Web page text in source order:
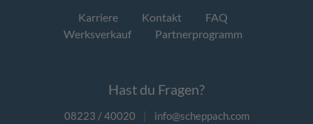
Karriere Kontakt
FAQ
Werksverkauf
Partnerprogramm
Hast du Fragen?
08223 / 40020 | info@scheppach.com